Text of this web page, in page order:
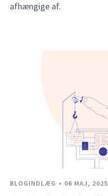
afhængige af.
BLOGINDLÆG 06 MAJ, 2025